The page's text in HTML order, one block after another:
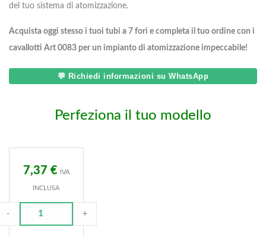
del tuo sistema di atomizzazione.
Acquista oggi stesso i tuoi tubi a 7 fori e completa il tuo ordine con i
cavallotti Art 0083 per un impianto di atomizzazione impeccabile!
💬 Richiedi informazioni su WhatsApp
Perfeziona il tuo modello
- +
7,37 € IVA
INCLUSA